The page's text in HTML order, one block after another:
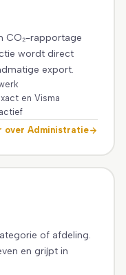
CO₂-rapportage
wordt direct
export.
en Visma
over Administratie
of afdeling.
en grijpt in